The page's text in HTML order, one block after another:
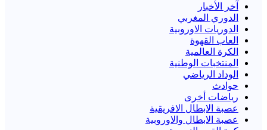
آخر الأخبار
الدوري المغربي
الدوريات الاوروبية
العاب القهوة
الكرة العالمية
المنتخبات الوطنية
الوداد الرياضي
حوادث
رياضات أخرى
عصبة الابطال الافريقية
عصبة الابطال والاوروبية